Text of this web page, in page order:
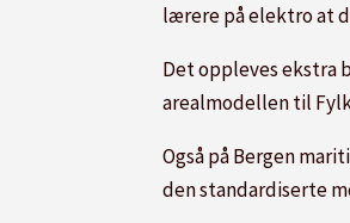
lærere på elektro at
Det oppleves ekstra
arealmodellen til
Også på Bergen
den standardiserte